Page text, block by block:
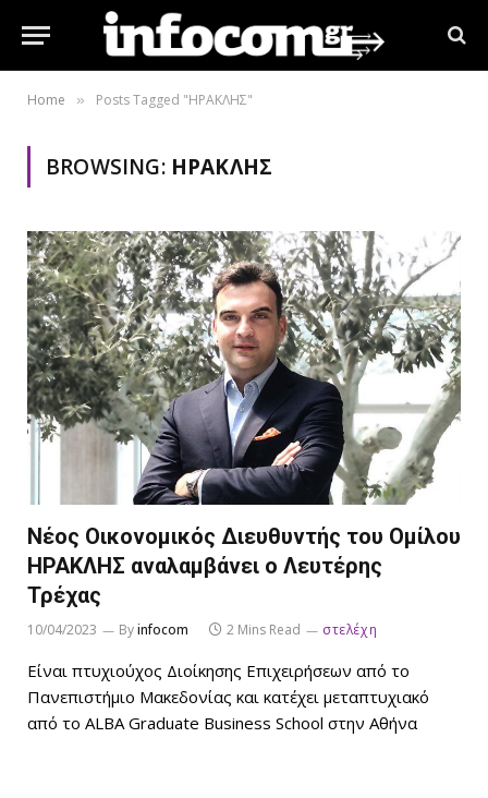
Home » Posts Tagged "ΗΡΑΚΛΗΣ"
BROWSING: ΗΡΑΚΛΗΣ
Νέος Οικονομικός Διευθυντής του Ομίλου
ΗΡΑΚΛΗΣ αναλαμβάνει ο Λευτέρης
Τρέχας
10/04/2023 Byinfocom 2 Mins Read στελέχη
Είναι πτυχιούχος Διοίκησης Επιχειρήσεων από το
Πανεπιστήμιο Μακεδονίας και κατέχει μεταπτυχιακό
από το ALBA Graduate Business School στην Αθήνα